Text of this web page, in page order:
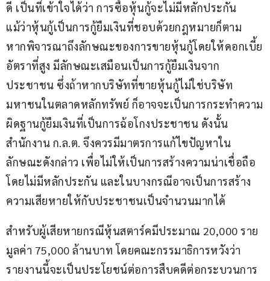
ดี เป็นที่เข้าใจได้ว่า การซื้อหุ้นกู้จะไม่มีหลักประกัน
แม้ว่าหุ้นกู้เป็นการกู้ยืมเงินที่ชอบด้วยกฎหมายก็ตาม
หากพิจารณาถึงลักษณะของการขายหุ้นกู้โดยให้ดอกเบี้ย
อัตราที่สูง มีลักษณะเสมือนเป็นการกู้ยืมเงินจาก
ประชาชน ซึ่งถ้าหากบริษัทที่ขายหุ้นกู้ไม่ใช่บริษัท
มหาชนในตลาดหลักทรัพย์ ก็อาจจะเป็นการกระทำความ
ผิดฐานกู้ยืมเงินที่เป็นการฉ้อโกงประชาชน ดังนั้น
สำนักงาน ก.ล.ต. จึงควรมีมาตรการแก้ไขปัญหาใน
ลักษณะดังกล่าว เพื่อไม่ให้เป็นการสร้างความน่าเชื่อถือ
โดยไม่มีหลักประกัน และในบางกรณีอาจเป็นการสร้าง
ความเสียหายให้กับประชาชนเป็นจำนวนมากได้
สำหรับผู้เสียหายกรณีหุ้นสตาร์คมีประมาณ 20,000 ราย
มูลค่า 75,000 ล้านบาท โดยคณะกรรมาธิการหวังว่า
รายงานนี้จะเป็นประโยชน์ต่อการสืบคดีต่อกระบวนการ